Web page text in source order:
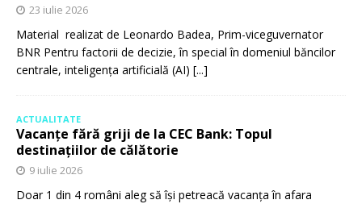
23 iulie 2026
Material realizat de Leonardo Badea, Prim-viceguvernator
BNR Pentru factorii de decizie, în special în domeniul băncilor
centrale, inteligența artificială (AI) [...]
ACTUALITATE
Vacanțe fără griji de la CEC Bank: Topul
destinațiilor de călătorie
9 iulie 2026
Doar 1 din 4 români aleg să își petreacă vacanța în afara